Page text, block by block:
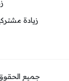
زيادة
جميع الحقوق